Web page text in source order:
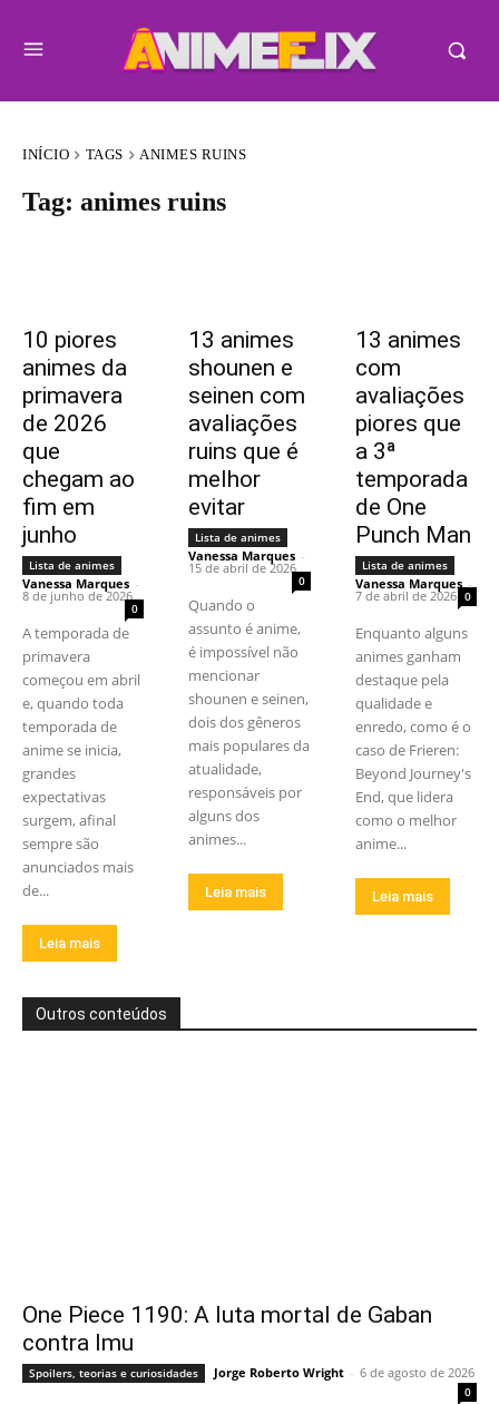
INÍCIO TAGS ANIMES RUINS
Tag: animes ruins
10 piores
animes da
primavera
de 2026
que
chegam ao
fim em
junho
Lista de animes
Vanessa Marques -
8 de junho de 2026
0
A temporada de
primavera
começou em abril
e, quando toda
temporada de
anime se inicia,
grandes
expectativas
surgem, afinal
sempre são
anunciados mais
de...
Leia mais
13 animes
shounen e
seinen com
avaliações
ruins que é
melhor
evitar
Lista de animes
Vanessa Marques -
15 de abril de 2026
0
Quando o
assunto é anime,
é impossível não
mencionar
shounen e seinen,
dois dos gêneros
mais populares da
atualidade,
responsáveis por
alguns dos
animes...
Leia mais
13 animes
com
avaliações
piores que
a 3ª
temporada
de One
Punch Man
Lista de animes
Vanessa Marques -
7 de abril de 2026 0
Enquanto alguns
animes ganham
destaque pela
qualidade e
enredo, como é o
caso de Frieren:
Beyond Journey's
End, que lidera
como o melhor
anime...
Leia mais
Outros conteúdos
One Piece 1190: A luta mortal de Gaban
contra Imu
Spoilers, teorias e curiosidades Jorge Roberto Wright - 6 de agosto de 2026
0